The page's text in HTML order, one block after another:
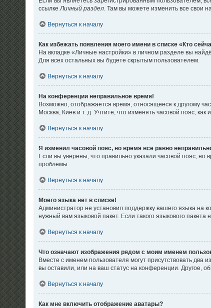
ссылкеЛичный раздел. Там вы можете изменить все свои
Вернуться к началу
Как избежать появления моего имени в списке «Кто
На вкладке «Личные настройки» в личном разделе вы
Для всех остальных вы будете скрытым пользователем.
Вернуться к началу
На конференции неправильное время!
Возможно, отображается время, относящееся к другому
Москва, Киев и т. д. Учтите, что изменять часовой пояс,
Вернуться к началу
Я изменил часовой пояс, но время всё равно
Если вы уверены, что правильно указали часовой пояс,
проблемы.
Вернуться к началу
Моего языка нет в списке!
Администратор не установил поддержку вашего языка на
нужный вам языковой пакет. Если такого языкового
Вернуться к началу
Что означают изображения рядом с моим именем
Вместе с именем пользователя могут присутствовать
вы оставили, или на ваш статус на конференции. Другое,
Вернуться к началу
Как мне включить отображение аватары?